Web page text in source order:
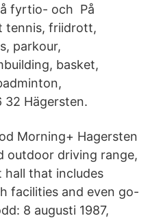
fyrtio- och På
tennis, friidrott,
parkour,
basket,
32 Hägersten.
Morning+ Hagersten
outdoor driving range,
hall that includes
facilities and even go-
8 augusti 1987,